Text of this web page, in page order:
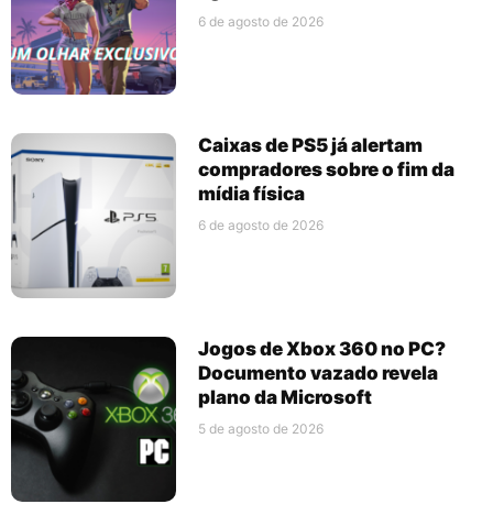
6 de agosto de 2026
Caixas de PS5 já alertam
compradores sobre o fim da
mídia física
6 de agosto de 2026
Jogos de Xbox 360 no PC?
Documento vazado revela
plano da Microsoft
5 de agosto de 2026